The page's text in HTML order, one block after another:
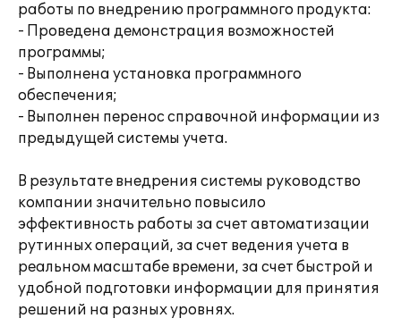
работы по внедрению программного продукта:
- Проведена демонстрация возможностей
программы;
- Выполнена установка программного
обеспечения;
- Выполнен перенос справочной информации из
предыдущей системы учета.
В результате внедрения системы руководство
компании значительно повысило
эффективность работы за счет автоматизации
рутинных операций, за счет ведения учета в
реальном масштабе времени, за счет быстрой и
удобной подготовки информации для принятия
решений на разных уровнях.